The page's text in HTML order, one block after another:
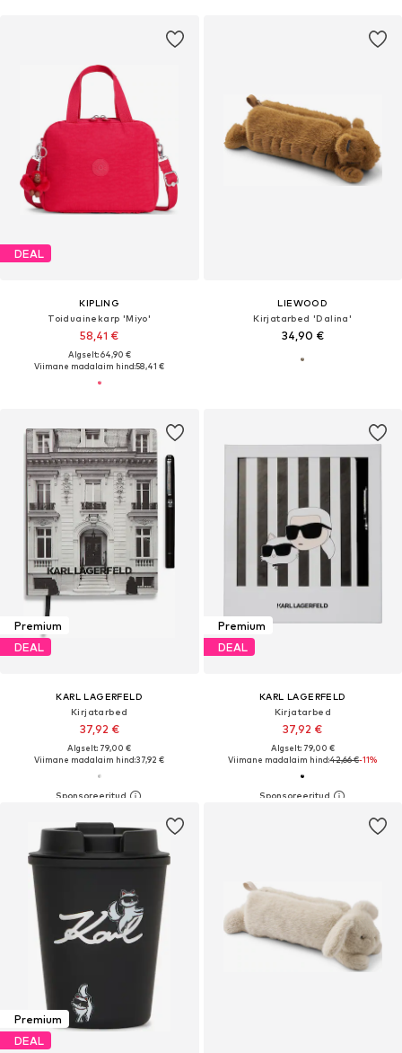
DEAL
KIPLING
Toiduainekarp 'Miyo'
58,41 €
Algselt: 64,90 €
Viimane madalaim hind:58,41 €
LIEWOOD
Kirjatarbed 'Dalina'
34,90 €
Premium
DEAL
KARL LAGERFELD
Kirjatarbed
37,92 €
Algselt: 79,00 €
Viimane madalaim hind:37,92 €
Premium
DEAL
KARL LAGERFELD
Kirjatarbed
37,92 €
Algselt: 79,00 €
Viimane madalaim hind:42,66 €-11%
Premium
DEAL